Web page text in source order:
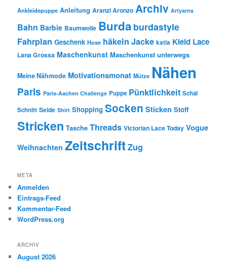
Ankleidepuppe Anleitung Aranzi Aronzo Archiv Artyarns
Bahn Barbie Baumwolle Burda burdastyle
Fahrplan Geschenk Hose häkeln Jacke katia Kleid Lace
Lana Grossa Maschenkunst Maschenkunst unterwegs
Meine Nähmode Motivationsmonat Mütze Nähen
Paris Paris-Aachen Challenge Puppe Pünktlichkeit Schal
Schnitt Seide Shirt Shopping Socken Sticken Stoff
Stricken Tasche Threads Victorian Lace Today Vogue
Weihnachten ZeitschriftZug
META
Anmelden
Eintrags-Feed
Kommentar-Feed
WordPress.org
ARCHIV
August 2026